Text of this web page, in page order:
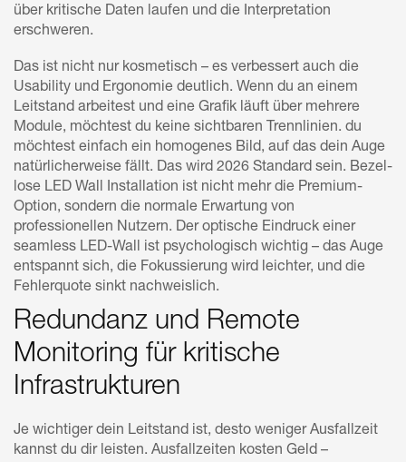
über kritische Daten laufen und die Interpretation
erschweren.
Das ist nicht nur kosmetisch – es verbessert auch die
Usability und Ergonomie deutlich. Wenn du an einem
Leitstand arbeitest und eine Grafik läuft über mehrere
Module, möchtest du keine sichtbaren Trennlinien. du
möchtest einfach ein homogenes Bild, auf das dein Auge
natürlicherweise fällt. Das wird 2026 Standard sein. Bezel-
lose LED Wall Installation ist nicht mehr die Premium-
Option, sondern die normale Erwartung von
professionellen Nutzern. Der optische Eindruck einer
seamless LED-Wall ist psychologisch wichtig – das Auge
entspannt sich, die Fokussierung wird leichter, und die
Fehlerquote sinkt nachweislich.
Redundanz und Remote
Monitoring für kritische
Infrastrukturen
Je wichtiger dein Leitstand ist, desto weniger Ausfallzeit
kannst du dir leisten. Ausfallzeiten kosten Geld –